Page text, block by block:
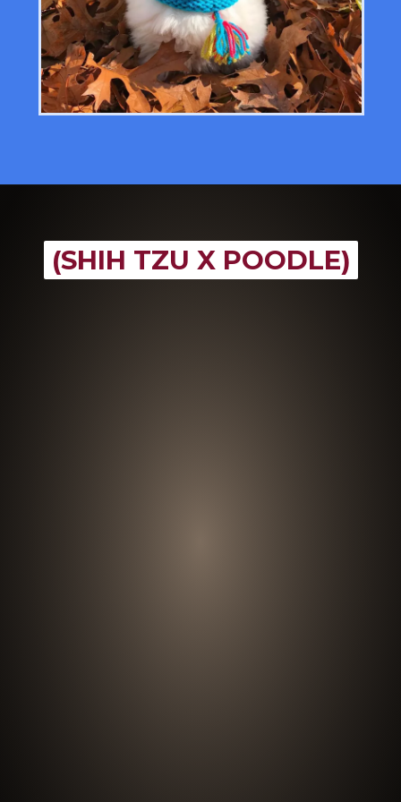
(SHIH TZU X POODLE)
(SHIH TZU X POODLE)